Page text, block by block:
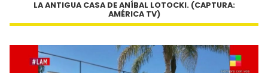
LA ANTIGUA CASA DE ANÍBAL LOTOCKI. (CAPTURA:
AMÉRICA TV)